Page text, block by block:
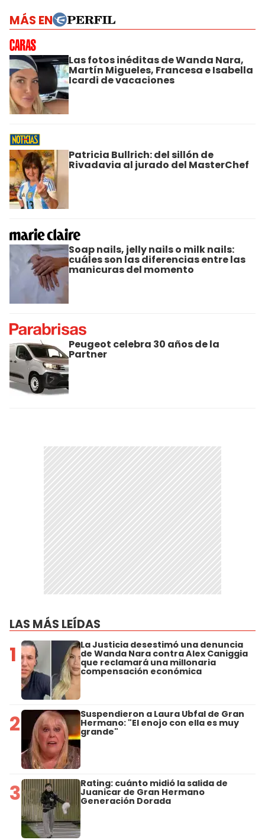
MÁS EN
Las fotos inéditas de Wanda Nara,
Martín Migueles, Francesa e Isabella
Icardi de vacaciones
Patricia Bullrich: del sillón de
Rivadavia al jurado del MasterChef
Soap nails, jelly nails o milk nails:
cuáles son las diferencias entre las
manicuras del momento
Peugeot celebra 30 años de la
Partner
LAS MÁS LEÍDAS
1 La Justicia desestimó una denuncia
de Wanda Nara contra Alex Caniggia
que reclamará una millonaria
compensación económica
2 Suspendieron a Laura Ubfal de Gran
Hermano: "El enojo con ella es muy
grande"
3 Rating: cuánto midió la salida de
Juanicar de Gran Hermano
Generación Dorada